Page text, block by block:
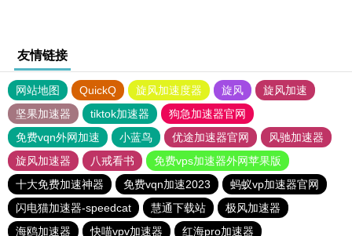
友情链接
网站地图 QuickQ 旋风加速度器 旋风
旋风加速
坚果加速器
tiktok加速器
狗急加速器官网
免费vqn外网加速
小蓝鸟 优途加速器官网
风驰加速器
旋风加速器
八戒看书
免费vps加速器外网苹果版
十大免费加速神器
免费vqn加速2023
蚂蚁vp加速器官网
闪电猫加速器-speedcat
慧通下载站
极风加速器
海鸥加速器
快喵vpv加速器 红海pro加速器